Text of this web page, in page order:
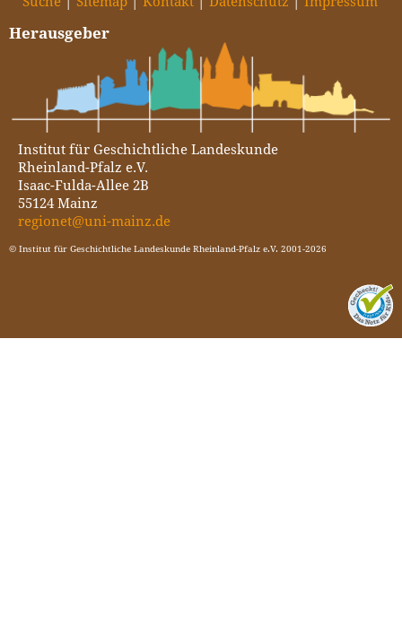
Herausgeber
Institut für Geschichtliche Landeskunde
Rheinland-Pfalz e.V.
Isaac-Fulda-Allee 2B
55124 Mainz
regionet@uni-mainz.de
© Institut für Geschichtliche Landeskunde Rheinland-Pfalz e.V. 2001-2026